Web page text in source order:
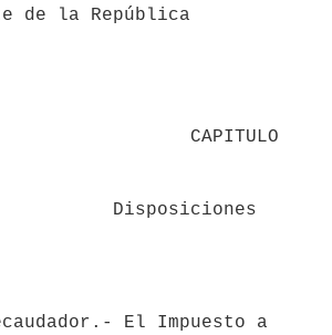
de la República
El Impuesto a